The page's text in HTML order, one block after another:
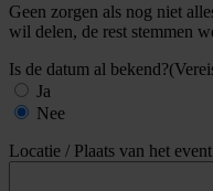
Geen zorgen als nog niet
wil delen, de rest stemmen
Is de datum al bekend?
Ja
Nee
Locatie / Plaats van het event